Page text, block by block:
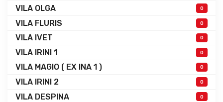
VILA OLGA 0
VILA FLURIS 0
VILA IVET 0
VILA IRINI 1 0
VILA MAGIO ( EX INA 1 ) 0
VILA IRINI 2 0
VILA DESPINA 0